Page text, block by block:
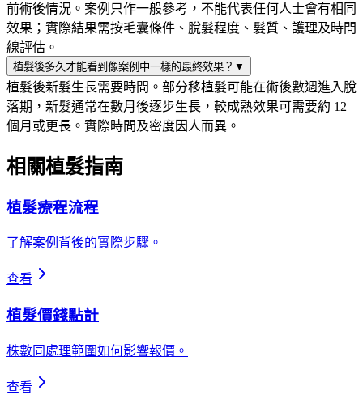
前術後情況。案例只作一般參考，不能代表任何人士會有相同
效果；實際結果需按毛囊條件、脫髮程度、髮質、護理及時間
線評估。
植髮後多久才能看到像案例中一樣的最終效果？ ▼
植髮後新髮生長需要時間。部分移植髮可能在術後數週進入脫
落期，新髮通常在數月後逐步生長，較成熟效果可需要約 12
個月或更長。實際時間及密度因人而異。
相關植髮指南
植髮療程流程
了解案例背後的實際步驟。
查看
植髮價錢點計
株數同處理範圍如何影響報價。
查看